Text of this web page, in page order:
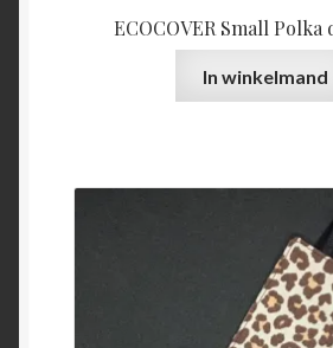
ECOCOVER Small Polka
In winkelmand